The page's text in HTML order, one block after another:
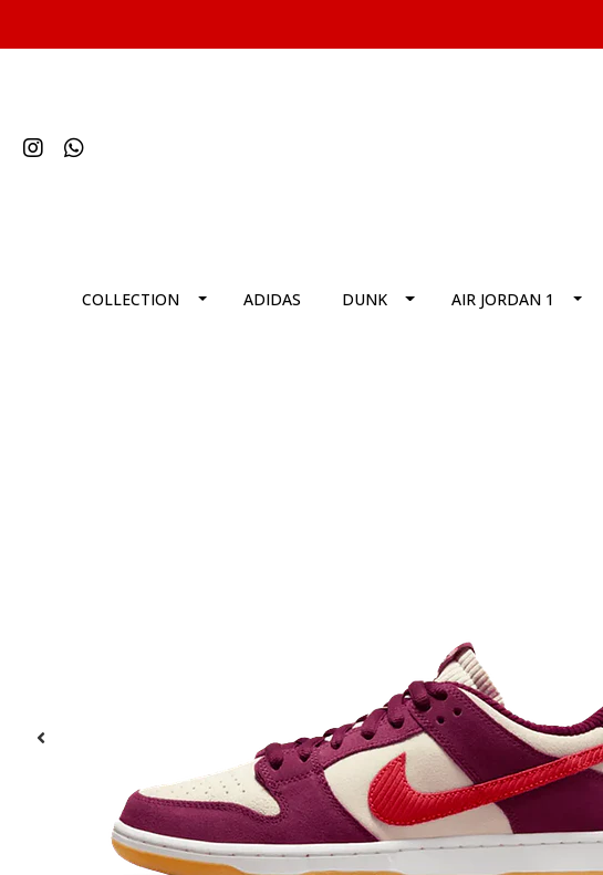
COLLECTION ADIDAS DUNK AIR JORDAN 1